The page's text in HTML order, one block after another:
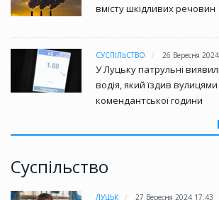
вмісту шкідливих речовин
СУСПІЛЬСТВО 26 Вересня
У Луцьку патрульні
водія, який їздив вулицями
комендантської години
Суспільство
ЛУЦЬК
27 Вересня 2024 17:43